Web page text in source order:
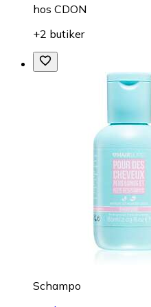
hos CDON
+2 butiker
Schampo